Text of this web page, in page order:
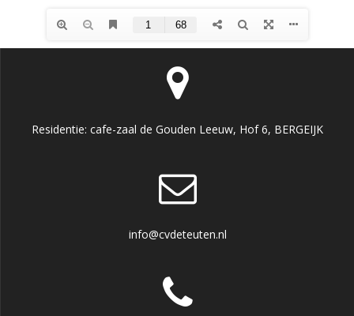
Residentie: cafe-zaal de Gouden Leeuw, Hof 6, BERGEIJK
info@cvdeteuten.nl